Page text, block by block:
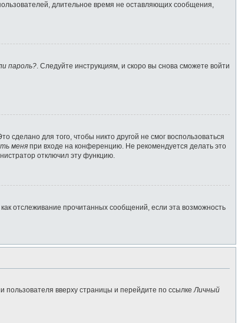
длительное время не оставляющих сообщения,
пароль?. Следуйте инструкциям, и скоро вы снова сможете войти
для того, чтобы никто другой не смог воспользоваться
меня при входе на конференцию. Не рекомендуется делать это
отключил эту функцию.
отслеживание прочитанных сообщений, если эта возможность
пользователя вверху страницы и перейдите по ссылкеЛичный